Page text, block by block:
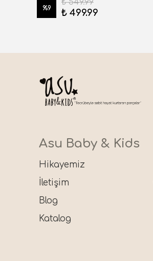
%9
₺ 549.99
₺ 499.99
Asu Baby & Kids
Hikayemiz
İletişim
Blog
Katalog